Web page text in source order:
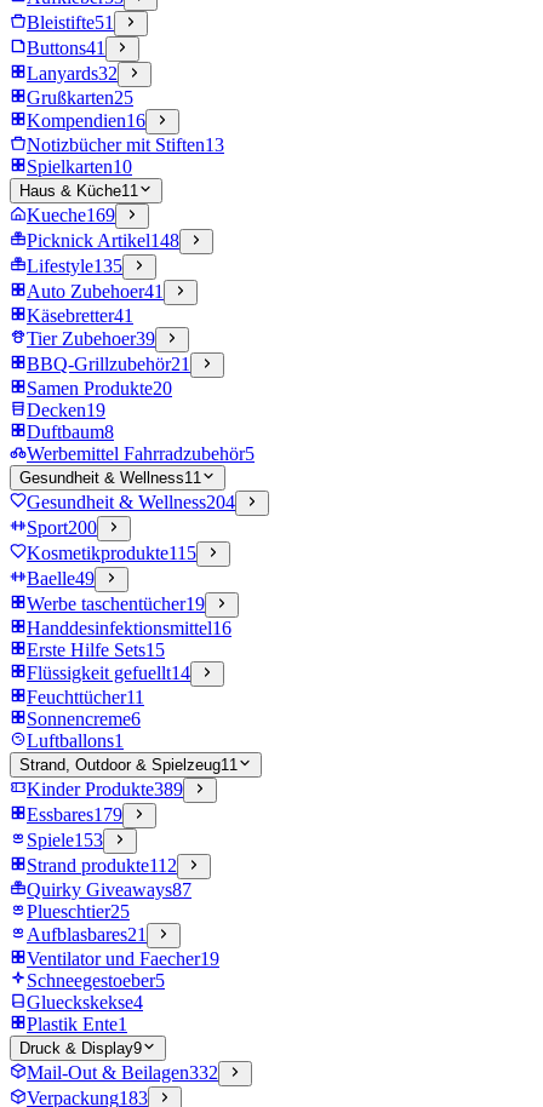
Bleistifte51
Buttons41
Lanyards32
Grußkarten25
Kompendien16
Notizbücher mit Stiften13
Spielkarten10
Haus & Küche11
Kueche169
Picknick Artikel148
Lifestyle135
Auto Zubehoer41
Käsebretter41
Tier Zubehoer39
BBQ-Grillzubehör21
Samen Produkte20
Decken19
Duftbaum8
Werbemittel Fahrradzubehör5
Gesundheit & Wellness11
Gesundheit & Wellness204
Sport200
Kosmetikprodukte115
Baelle49
Werbe taschentücher19
Handdesinfektionsmittel16
Erste Hilfe Sets15
Flüssigkeit gefuellt14
Feuchttücher11
Sonnencreme6
Luftballons1
Strand, Outdoor & Spielzeug11
Kinder Produkte389
Essbares179
Spiele153
Strand produkte112
Quirky Giveaways87
Plueschtier25
Aufblasbares21
Ventilator und Faecher19
Schneegestoeber5
Glueckskekse4
Plastik Ente1
Druck & Display9
Mail-Out & Beilagen332
Verpackung183